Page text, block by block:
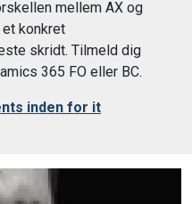
mellem AX og
konkret
skridt. Tilmeld dig
365 FO eller BC.
inden for it